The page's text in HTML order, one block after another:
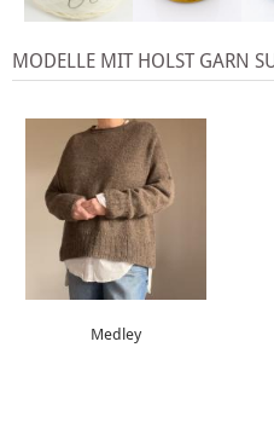
MODELLE MIT HOLST GARN
Medley